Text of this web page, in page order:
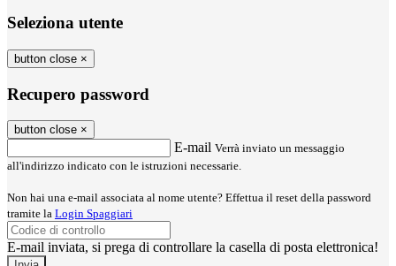
Seleziona utente
button close ×
Recupero password
button close ×
E-mail Verrà inviato un messaggio
all'indirizzo indicato con le istruzioni necessarie.
Non hai una e-mail associata al nome utente? Effettua il reset della password
tramite la Login Spaggiari
E-mail inviata, si prega di controllare la casella di posta elettronica!